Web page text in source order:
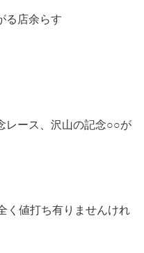
る店余らす
レース、沢山の記念○○が
く値打ち有りませんけれ